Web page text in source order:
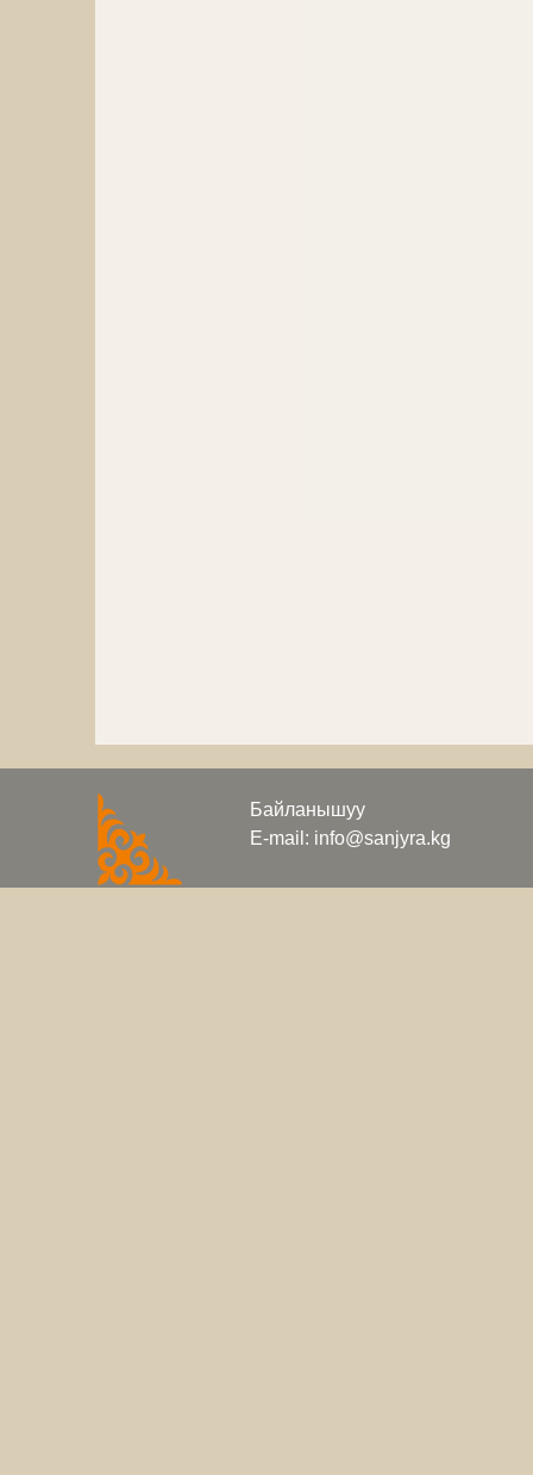
Байланышуу
E-mail: info@sanjyra.kg